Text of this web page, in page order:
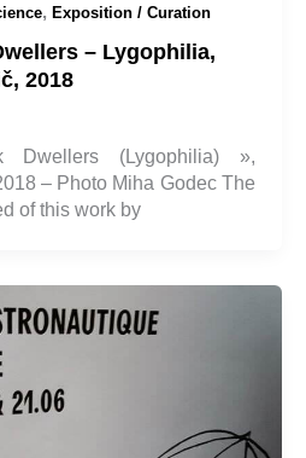
, Exposition / Curation
– Lygophilia,
2018
Dwellers (Lygophilia) »,
– Photo Miha Godec The
of this work by